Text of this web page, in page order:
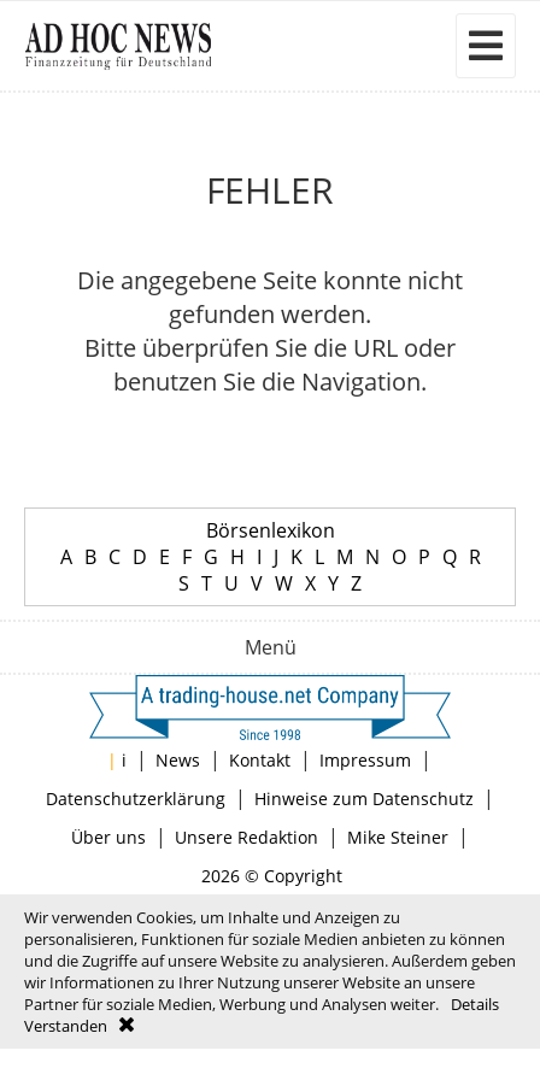
FEHLER
Die angegebene Seite konnte nicht
gefunden werden.
Bitte überprüfen Sie die URL oder
benutzen Sie die Navigation.
Börsenlexikon
A B C D E F G H I J K L M N O P Q R
S T U V W X Y Z
Menü
| i | News | Kontakt | Impressum |
Datenschutzerklärung| Hinweise zum Datenschutz |
Über uns | Unsere Redaktion | Mike Steiner|
2026 © Copyright
Wir verwenden Cookies, um Inhalte und Anzeigen zu
personalisieren, Funktionen für soziale Medien anbieten zu können
und die Zugriffe auf unsere Website zu analysieren. Außerdem geben
wir Informationen zu Ihrer Nutzung unserer Website an unsere
Partner für soziale Medien, Werbung und Analysen weiter.
Details
Verstanden